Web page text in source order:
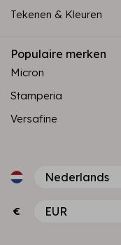
Tekenen & Kleuren
Populaire merken
Micron
Stamperia
Versafine
€